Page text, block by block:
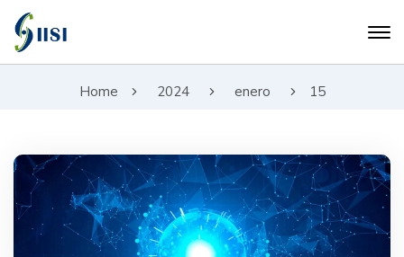
Home 2024 enero 15